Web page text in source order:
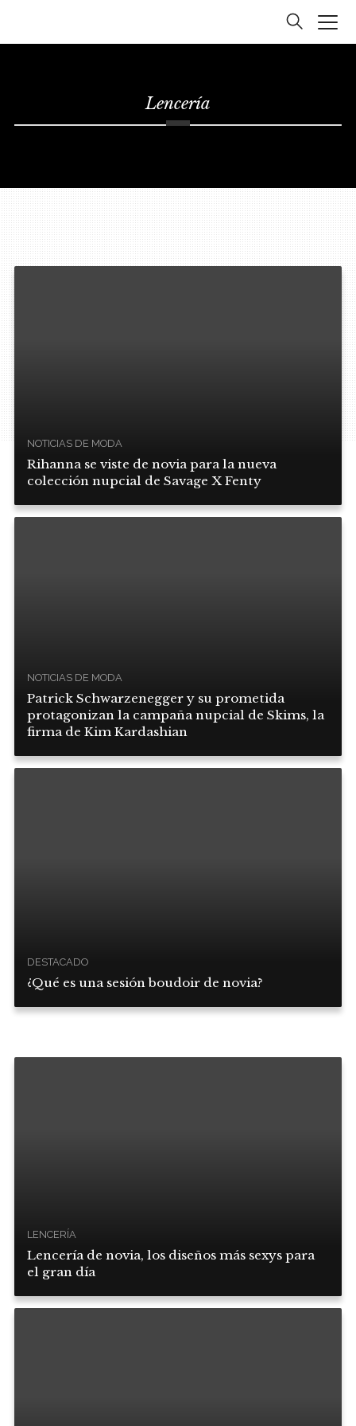
Lencería
NOTICIAS DE MODA
Rihanna se viste de novia para la nueva
colección nupcial de Savage X Fenty
NOTICIAS DE MODA
Patrick Schwarzenegger y su prometida
protagonizan la campaña nupcial de Skims, la
firma de Kim Kardashian
DESTACADO
¿Qué es una sesión boudoir de novia?
LENCERÍA
Lencería de novia, los diseños más sexys para
el gran día